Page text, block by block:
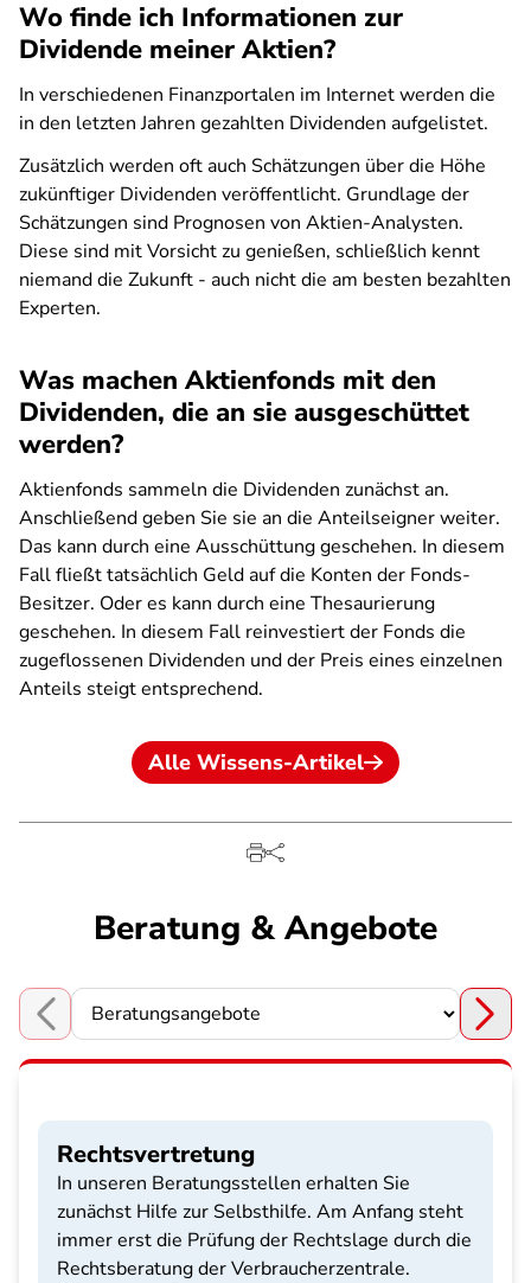
Wo finde ich Informationen zur
Dividende meiner Aktien?
In verschiedenen Finanzportalen im Internet werden die
in den letzten Jahren gezahlten Dividenden aufgelistet.
Zusätzlich werden oft auch Schätzungen über die Höhe
zukünftiger Dividenden veröffentlicht. Grundlage der
Schätzungen sind Prognosen von Aktien-Analysten.
Diese sind mit Vorsicht zu genießen, schließlich kennt
niemand die Zukunft - auch nicht die am besten bezahlten
Experten.
Was machen Aktienfonds mit den
Dividenden, die an sie ausgeschüttet
werden?
Aktienfonds sammeln die Dividenden zunächst an.
Anschließend geben Sie sie an die Anteilseigner weiter.
Das kann durch eine Ausschüttung geschehen. In diesem
Fall fließt tatsächlich Geld auf die Konten der Fonds-
Besitzer. Oder es kann durch eine Thesaurierung
geschehen. In diesem Fall reinvestiert der Fonds die
zugeflossenen Dividenden und der Preis eines einzelnen
Anteils steigt entsprechend.
Alle Wissens-Artikel
Beratung & Angebote
Choose a section
Rechtsvertretung
In unseren Beratungsstellen erhalten Sie
zunächst Hilfe zur Selbsthilfe. Am Anfang steht
immer erst die Prüfung der Rechtslage durch die
Rechtsberatung der Verbraucherzentrale.